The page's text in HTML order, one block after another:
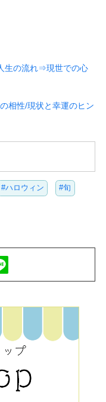
生の流れ⇒現世での心
相性/現状と幸運のヒン
#ハロウィン #旬